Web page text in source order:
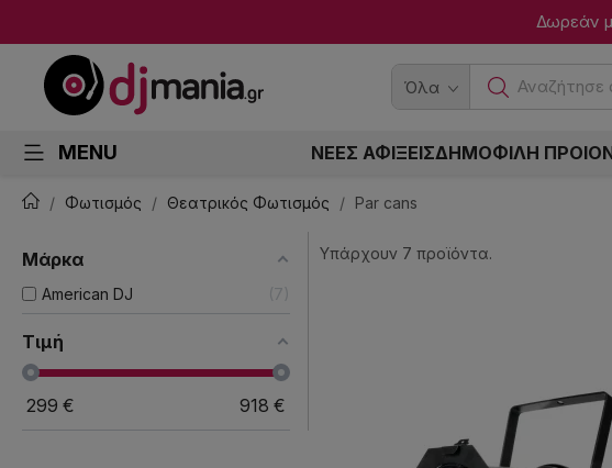
Δωρεάν
Όλα Ανα
MENU ΝΕΕΣ ΑΦΙΞΕΙΣΔΗΜΟΦΙΛΗ
Φωτισμός Θεατρικός Φωτισμός Par cans
Μάρκα
American DJ 7
Τιμή
299 € 918 €
Υπάρχουν 7 προϊόντα.